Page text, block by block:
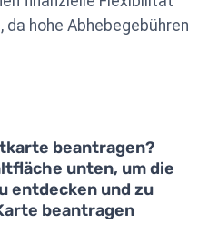
hohe Abhebegebühren
beantragen?
unten, um die
entdecken und zu
beantragen